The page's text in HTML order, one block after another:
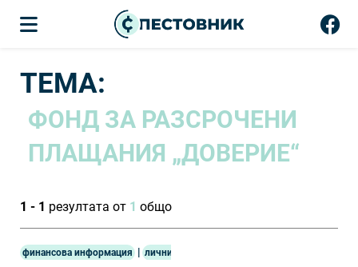
ТЕМА:
ФОНД ЗА РАЗСРОЧЕНИ
ПЛАЩАНИЯ „ДОВЕРИЕ“
1 - 1 резултата от 1 общо
финансова информация | лични финанси